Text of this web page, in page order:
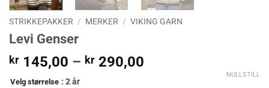
STRIKKEPAKKER / MERKER / VIKING GARN
Levi Genser
kr 145,00 – kr 290,00
Velg størrelse : 2 år
NULLSTILL